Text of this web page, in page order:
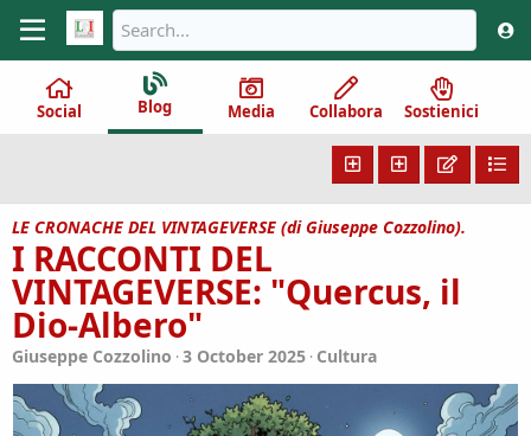
Social Blog Media Collabora Sostienici
LE CRONACHE DEL VINTAGEVERSE (di Giuseppe Cozzolino).
I RACCONTI DEL
VINTAGEVERSE: "Quercus, il
Dio-Albero"
Giuseppe Cozzolino 3 October 2025 Cultura